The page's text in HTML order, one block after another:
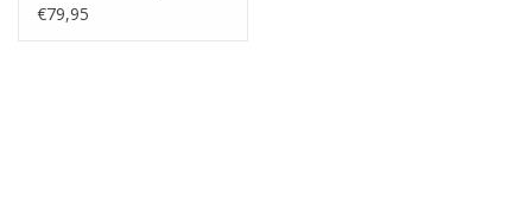
€79,95